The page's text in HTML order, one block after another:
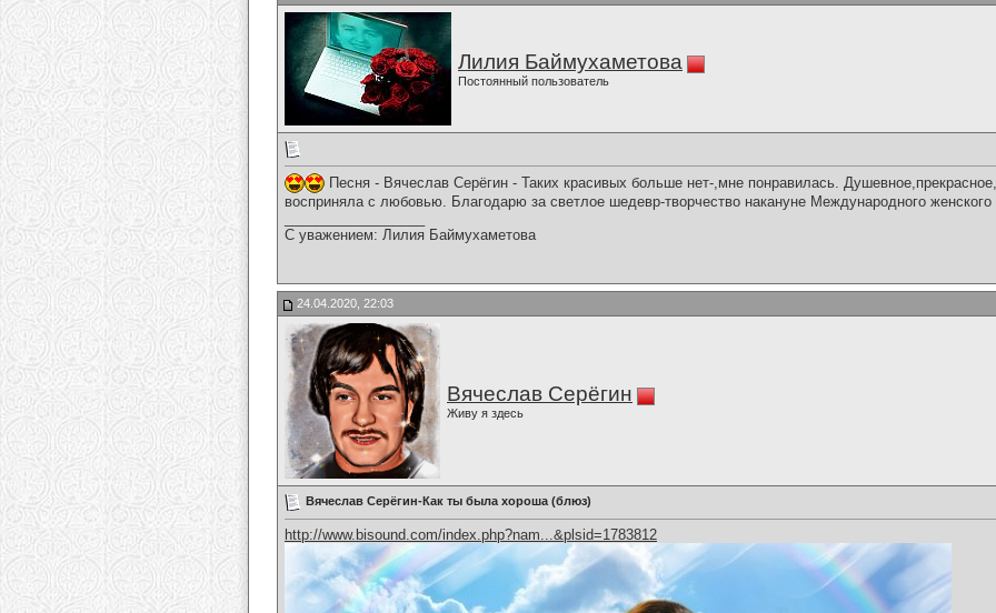
Лилия Баймухаметова
Постоянный пользователь
Песня - Вячеслав Серёгин - Таких красивых больше нет-,мне понравилась.
восприняла с любовью. Благодарю за светлое шедевр-творчество накануне Международного
С уважением: Лилия Баймухаметова
24.04.2020, 22:03
Вячеслав Серёгин
Живу я здесь
Вячеслав Серёгин-Как ты была хороша (блюз)
http://www.bisound.com/index.php?nam...&plsid=1783812